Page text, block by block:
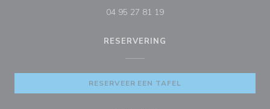
04 95 27 81 19
RESERVERING
RESERVEER EEN TAFEL